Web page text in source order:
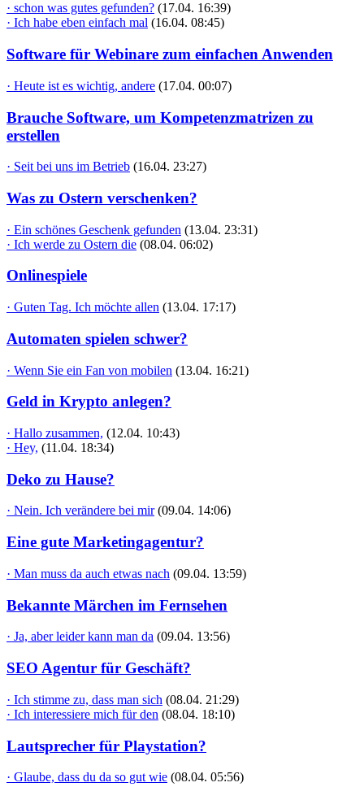
· schon was gutes gefunden? (17.04. 16:39)
· Ich habe eben einfach mal (16.04. 08:45)
Software für Webinare zum einfachen Anwenden
· Heute ist es wichtig, andere (17.04. 00:07)
Brauche Software, um Kompetenzmatrizen zu
erstellen
· Seit bei uns im Betrieb (16.04. 23:27)
Was zu Ostern verschenken?
· Ein schönes Geschenk gefunden (13.04. 23:31)
· Ich werde zu Ostern die (08.04. 06:02)
Onlinespiele
· Guten Tag. Ich möchte allen (13.04. 17:17)
Automaten spielen schwer?
· Wenn Sie ein Fan von mobilen (13.04. 16:21)
Geld in Krypto anlegen?
· Hallo zusammen, (12.04. 10:43)
· Hey, (11.04. 18:34)
Deko zu Hause?
· Nein. Ich verändere bei mir (09.04. 14:06)
Eine gute Marketingagentur?
· Man muss da auch etwas nach (09.04. 13:59)
Bekannte Märchen im Fernsehen
· Ja, aber leider kann man da (09.04. 13:56)
SEO Agentur für Geschäft?
· Ich stimme zu, dass man sich (08.04. 21:29)
· Ich interessiere mich für den (08.04. 18:10)
Lautsprecher für Playstation?
· Glaube, dass du da so gut wie (08.04. 05:56)